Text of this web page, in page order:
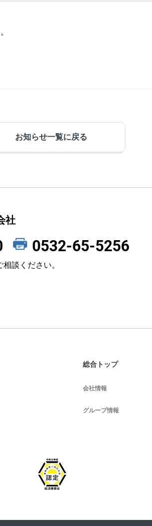
お知らせ一覧に戻る
社
0532-65-5256
談ください。
総合トップ
会社情報
グループ情報